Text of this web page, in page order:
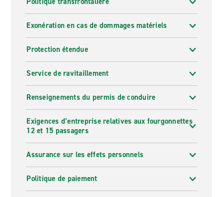
Exonération en cas de dommages matériels
Protection étendue
Service de ravitaillement
Renseignements du permis de conduire
Exigences d’entreprise relatives aux fourgonnettes
12 et 15 passagers
Assurance sur les effets personnels
Politique de paiement